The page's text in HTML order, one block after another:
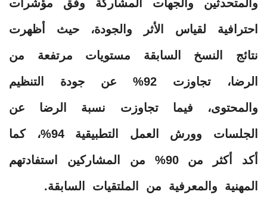
والمتحدثين والجهات المشاركة وفق مؤشرات
احترافية لقياس الأثر والجودة، حيث أظهرت
نتائج النسخ السابقة مستويات مرتفعة من
الرضا، تجاوزت 92% عن جودة التنظيم
والمحتوى، فيما تجاوزت نسبة الرضا عن
الجلسات وورش العمل التطبيقية 94%، كما
أكد أكثر من 90% من المشاركين استفادتهم
المهنية والمعرفية من الملتقيات السابقة.